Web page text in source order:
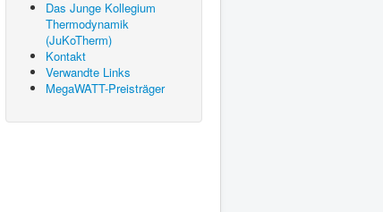
Das Junge Kollegium
Thermodynamik
(JuKoTherm)
Kontakt
Verwandte Links
MegaWATT-Preisträger